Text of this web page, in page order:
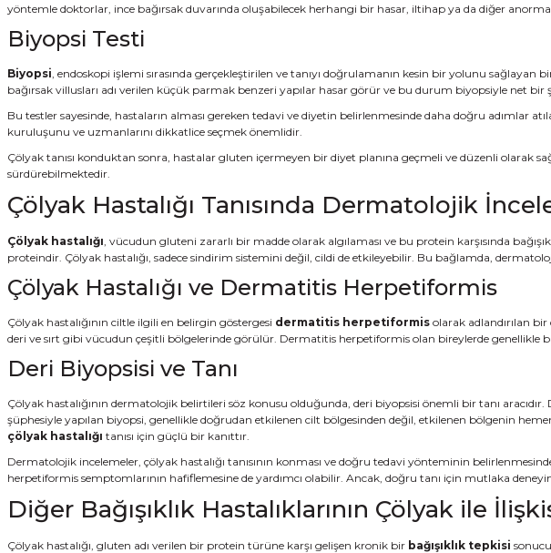
yöntemle doktorlar, ince bağırsak duvarında oluşabilecek herhangi bir hasar, iltihap ya da diğer
Biyopsi Testi
Biyopsi , endoskopi işlemi sırasında gerçekleştirilen ve tanıyı doğrulamanın kesin bir yolunu
bağırsak villusları adı verilen küçük parmak benzeri yapılar hasar görür ve bu durum biyopsiyle net bir
Bu testler sayesinde, hastaların alması gereken tedavi ve diyetin belirlenmesinde daha doğru adımlar
kuruluşunu ve uzmanlarını dikkatlice seçmek önemlidir.
Çölyak tanısı konduktan sonra, hastalar gluten içermeyen bir diyet planına geçmeli ve düzenli olarak
sürdürebilmektedir.
Çölyak Hastalığı Tanısında Dermatolojik
Çölyak hastalığı , vücudun gluteni zararlı bir madde olarak algılaması ve bu protein karşısında
proteindir. Çölyak hastalığı, sadece sindirim sistemini değil, cildi de etkileyebilir. Bu bağlamda,
Çölyak Hastalığı ve Dermatitis Herpetiformis
Çölyak hastalığının ciltle ilgili en belirgin göstergesi dermatitis herpetiformis olarak adlandırılan bir
deri ve sırt gibi vücudun çeşitli bölgelerinde görülür. Dermatitis herpetiformis olan bireylerde genellikle
Deri Biyopsisi ve Tanı
Çölyak hastalığının dermatolojik belirtileri söz konusu olduğunda, deri biyopsisi önemli bir tanı
şüphesiyle yapılan biyopsi, genellikle doğrudan etkilenen cilt bölgesinden değil, etkilenen bölgenin
çölyak hastalığı tanısı için güçlü bir kanıttır.
Dermatolojik incelemeler, çölyak hastalığı tanısının konması ve doğru tedavi yönteminin
herpetiformis semptomlarının hafiflemesine de yardımcı olabilir. Ancak, doğru tanı için mutlaka
Diğer Bağışıklık Hastalıklarının Çölyak ile
Çölyak hastalığı, gluten adı verilen bir protein türüne karşı gelişen kronik bir bağışıklık tepkisi